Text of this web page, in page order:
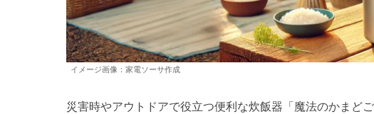
イメージ画像：家電ソーサ作成
災害時やアウトドアで役立つ便利な炊飯器「魔法のかまどご